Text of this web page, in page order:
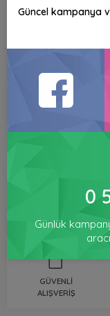
Güncel kampanya
0
Günlük
Zerpa Optik
415,00 TL
GÜVENLI
ALIŞVERIŞ